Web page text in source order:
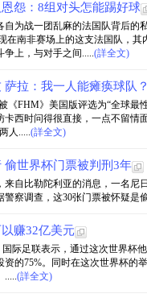
怨：8组对头怎能踢好球
为战一团乱麻的法国队背后的
在南非赛场上的这支法国队，
争上，与对手之间.....(詳全文)
拉：我一人能瘫痪球队？
《FHM》美国版评选为“全球
西时问得很直接，一点不留情
人.....(詳全文)
偷世界杯门票被判刑3年
自比勒陀利亚的消息，一名尼
察调查，这30张门票被怀疑是
赚32亿美元
际足联表示，通过这次世界杯
的75%。同时在这次世界杯的
.....(詳全文)